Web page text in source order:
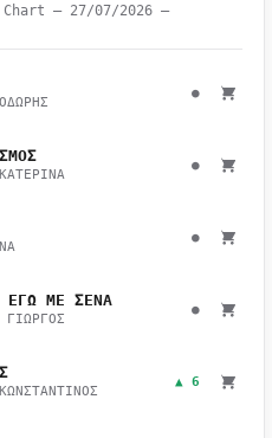
— 27/07/2026 –
●
●
●
ΕΓΩ ΜΕ ΣΕΝΑ
ΓΙΩΡΓΟΣ
●
▲ 6